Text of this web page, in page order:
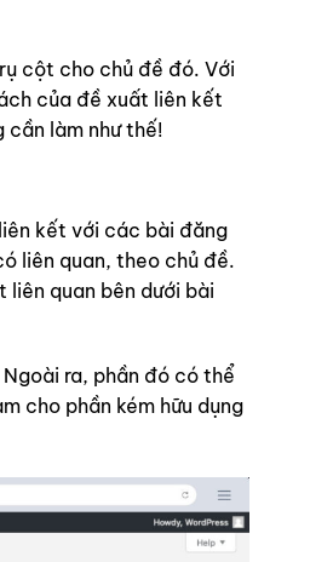
cột cho chủ đề đó. Với
của đề xuất liên kết
cần làm như thế!
kết với các bài đăng
liên quan, theo chủ đề.
liên quan bên dưới bài
ra, phần đó có thể
cho phần kém hữu dụng